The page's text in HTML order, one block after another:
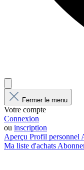
Fermer le menu
Votre compte
Connexion
ou inscription
Aperçu Profil personnel
Ma liste d'achats